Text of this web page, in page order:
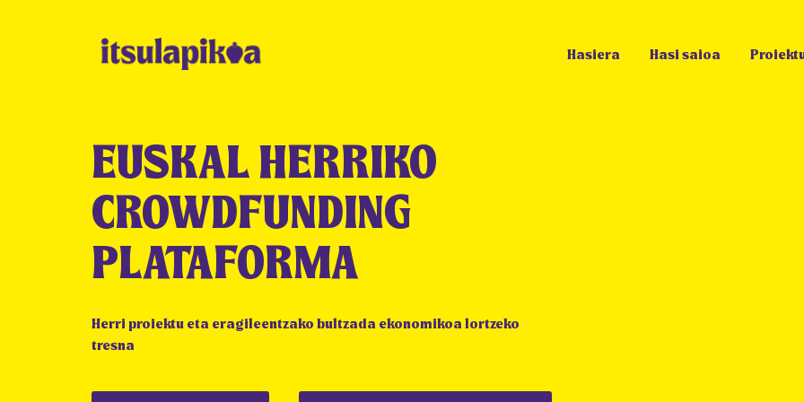
Hasiera Hasi saioa
EUSKAL HERRIKO
CROWDFUNDING
PLATAFORMA
Herri proiektu eta eragileentzako bultzada ekonomikoa lortzeko
tresna